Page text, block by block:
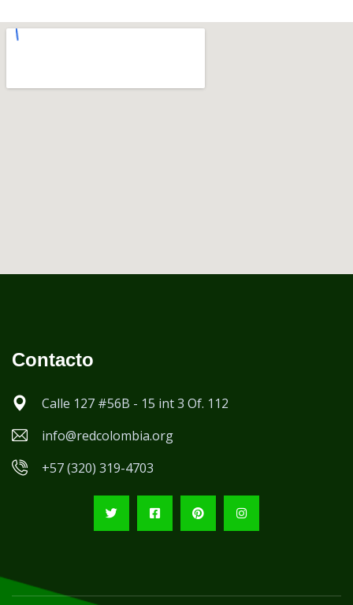
Contacto
Calle 127 #56B - 15 int 3 Of. 112
info@redcolombia.org
+57 (320) 319-4703